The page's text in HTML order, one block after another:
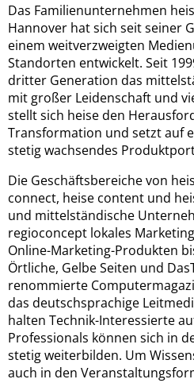
Das Familienunternehmen
Hannover hat sich seit seiner
einem weitverzweigten
Standorten entwickelt. Seit
dritter Generation das
mit großer Leidenschaft und
stellt sich heise den
Transformation und setzt auf
stetig wachsendes
Die Geschäftsbereiche von
connect, heise content und
und mittelständische
regioconcept lokales
Online-Marketing-Produkten
Örtliche, Gelbe Seiten und
renommierte
das deutschsprachige
halten Technik-Interessierte
Professionals können sich in
stetig weiterbilden. Um
auch in den